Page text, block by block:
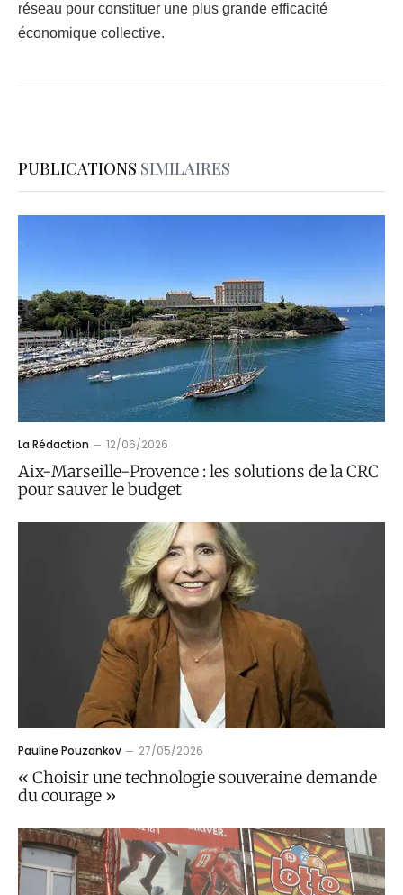
réseau pour constituer une plus grande efficacité
économique collective.
PUBLICATIONS SIMILAIRES
La Rédaction 12/06/2026
Aix-Marseille-Provence : les solutions de la CRC
pour sauver le budget
Pauline Pouzankov 27/05/2026
« Choisir une technologie souveraine demande
du courage »